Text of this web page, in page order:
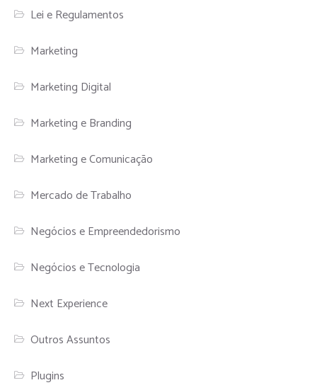
Lei e Regulamentos
Marketing
Marketing Digital
Marketing e Branding
Marketing e Comunicação
Mercado de Trabalho
Negócios e Empreendedorismo
Negócios e Tecnologia
Next Experience
Outros Assuntos
Plugins